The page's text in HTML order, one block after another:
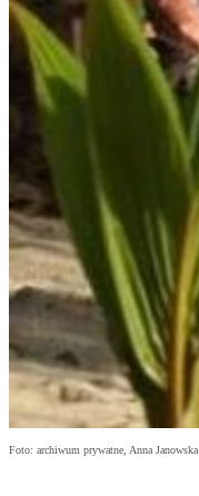
Foto: archiwum prywatne, Anna Janowska